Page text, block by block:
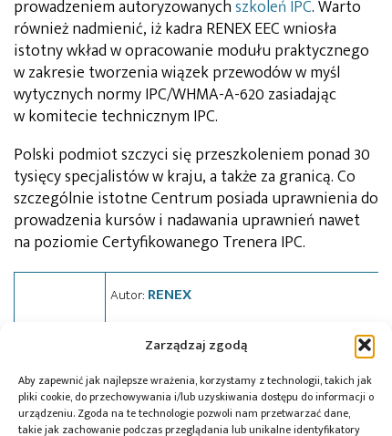
Zarządzaj zgodą
Aby zapewnić jak najlepsze wrażenia, korzystamy z technologii, takich jak
pliki cookie, do przechowywania i/lub uzyskiwania dostępu do informacji o
urządzeniu. Zgoda na te technologie pozwoli nam przetwarzać dane,
takie jak zachowanie podczas przeglądania lub unikalne identyfikatory
prowadzeniem autoryzowanychszkoleń IPC. Warto
również nadmienić, iż kadra RENEX EEC wniosła
istotny wkład w opracowanie modułu praktycznego
w zakresie tworzenia wiązek przewodów w myśl
wytycznych normy IPC/WHMA-A-620 zasiadając
w komitecie technicznym IPC.
Polski podmiot szczyci się przeszkoleniem ponad 30
tysięcy specjalistów w kraju, a także za granicą. Co
szczególnie istotne Centrum posiada uprawnienia do
prowadzenia kursów i nadawania uprawnień nawet
na poziomie Certyfikowanego Trenera IPC.
Autor: RENEX
Tagi:news,Renex